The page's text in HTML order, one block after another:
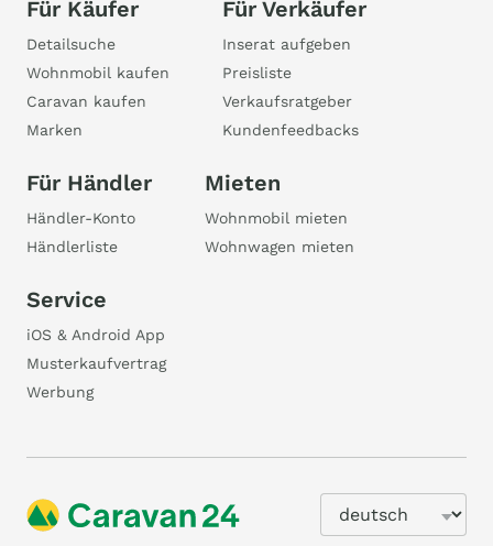
Für Käufer
Detailsuche
Wohnmobil kaufen
Caravan kaufen
Marken
Für Verkäufer
Inserat aufgeben
Preisliste
Verkaufsratgeber
Kundenfeedbacks
Für Händler
Händler-Konto
Händlerliste
Mieten
Wohnmobil mieten
Wohnwagen mieten
Service
iOS & Android App
Musterkaufvertrag
Werbung